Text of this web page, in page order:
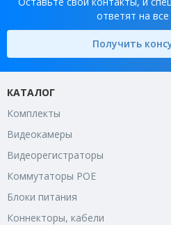
ответят на
Получить
КАТАЛОГ
Комплекты
Видеокамеры
Видеорегистраторы
Коммутаторы POE
Блоки питания
Коннекторы, кабели